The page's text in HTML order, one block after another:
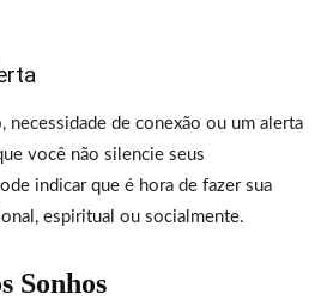
necessidade de conexão ou um alerta
você não silencie seus
indicar que é hora de fazer sua
espiritual ou socialmente.
Sonhos